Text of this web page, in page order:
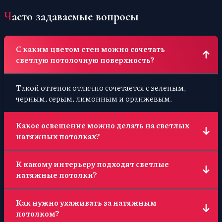
Часто задаваемые вопросы
С каким цветом стен можно сочетать
светлую потолочную поверхность?
Такой оттенок отлично сочетается с зеленым,
черным, серым, лимонным и оранжевым.
Какое освещение можно делать на светлых
натяжных потолках?
как обычные люстры, так и светодиодные
светильники.
К какому интерьеру подходят светлые
натяжные потолки?
использовать в сочетании с любым стилем.
Как нужно ухаживать за натяжным
потолком?